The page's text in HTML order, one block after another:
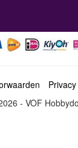
- VOF